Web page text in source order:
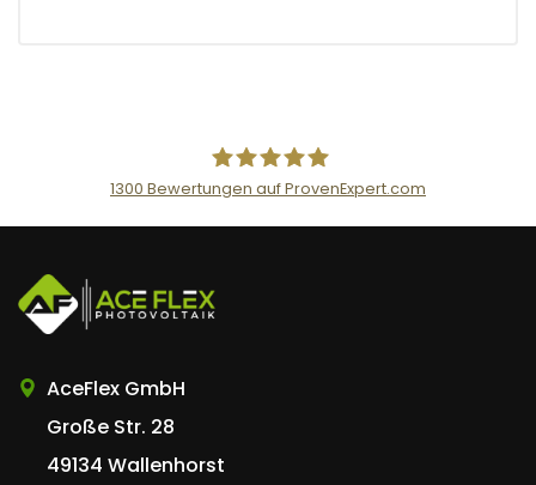
AceFlex GmbH
1300 Bewertungen auf ProvenExpert.com
AceFlex GmbH
Große Str. 28
49134 Wallenhorst